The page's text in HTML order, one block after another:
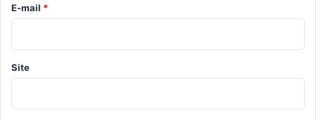
*
E-mail *
Site